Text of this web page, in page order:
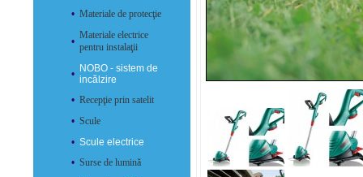
• Materiale de protecţie
•
Materiale electrice
pentru instalaţii
•
NOBO - sistem de
incălzire
• Recepţie prin satelit
• Scule
• Scule electrice
• Surse de lumină